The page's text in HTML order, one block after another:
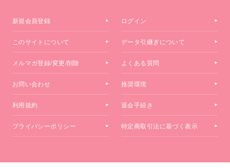
新規会員登録 ログイン
このサイトについて データ引継ぎについて
メルマガ登録/変更/削除 よくある質問
お問い合わせ 推奨環境
利用規約 退会手続き
プライバシーポリシー 特定商取引法に基づく表示